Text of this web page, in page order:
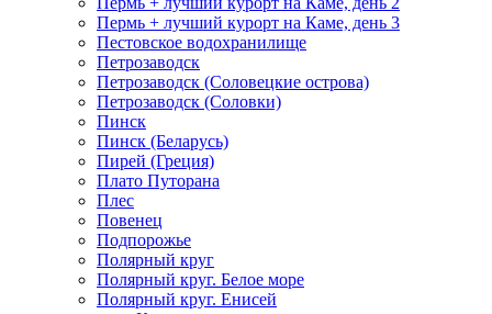
Пермь + лучший курорт на Каме, день 3
Пестовское водохранилище
Петрозаводск
Петрозаводск (Соловецкие острова)
Петрозаводск (Соловки)
Пинск
Пинск (Беларусь)
Пирей (Греция)
Плато Путорана
Плес
Повенец
Подпорожье
Полярный круг
Полярный круг. Белое море
Полярный круг. Енисей